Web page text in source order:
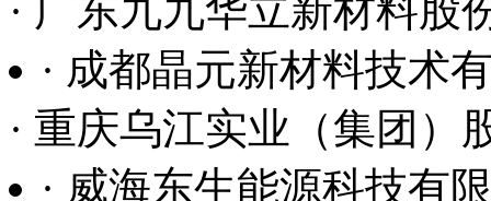
· 欣旺达电子股份有限公
· 湖南中锂新材料有限
· 波士顿电池公司